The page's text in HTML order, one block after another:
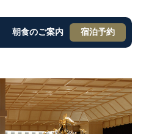
朝食のご案内 宿泊予約